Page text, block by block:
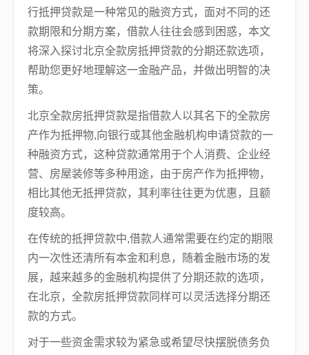
行抵押贷款是一种常见的融资方式，面对不同的还
款期限和分期方案，借款人往往会感到困惑，本文
将深入探讨北京全款房抵押贷款的分期还款选项，
帮助您更好地理解这一金融产品，并做出明智的决
策。
北京全款房抵押贷款是指借款人以其名下的全款房
产作为抵押物,向银行或其他金融机构申请贷款的一
种融资方式，这种贷款通常用于个人消费、企业经
营、房屋装修等多种用途，由于房产作为抵押物，
相比其他无抵押贷款，其利率往往更为优惠，且额
度较高。
在传统的抵押贷款中,借款人通常需要在约定的期限
内一次性还清所有本金和利息，随着金融市场的发
展，越来越多的金融机构提供了分期还款的选项，
在北京，全款房抵押贷款同样可以灵活选择分期还
款的方式。
对于一些资金需求较为紧急或希望尽快摆脱债务负